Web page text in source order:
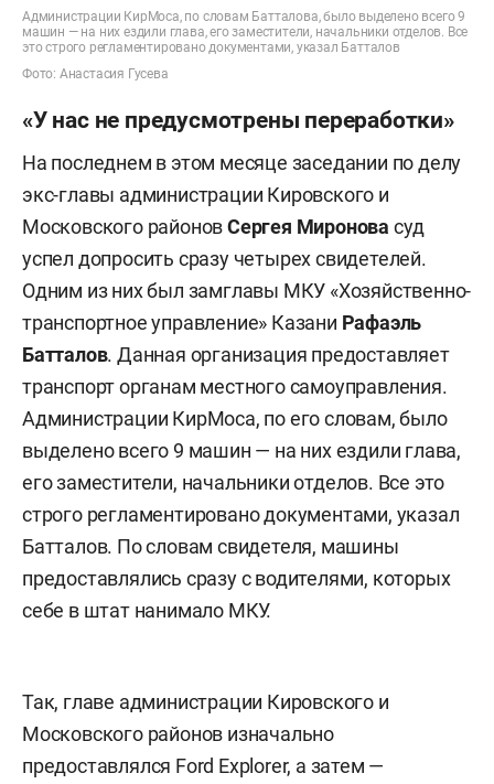
Администрации КирМоса, по словам Батталова, было выделено всего 9
машин — на них ездили глава, его заместители, начальники отделов. Все
это строго регламентировано документами, указал Батталов
Фото: Анастасия Гусева
«У нас не предусмотрены переработки»
На последнем в этом месяце заседании по делу
экс-главы администрации Кировского и
Московского районовСергея Миронова суд
успел допросить сразу четырех свидетелей.
Одним из них был замглавы МКУ «Хозяйственно-
транспортное управление» Казани Рафаэль
Батталов. Данная организация предоставляет
транспорт органам местного самоуправления.
Администрации КирМоса, по его словам, было
выделено всего 9 машин — на них ездили глава,
его заместители, начальники отделов. Все это
строго регламентировано документами, указал
Батталов. По словам свидетеля, машины
предоставлялись сразу с водителями, которых
себе в штат нанимало МКУ.
Так, главе администрации Кировского и
Московского районов изначально
предоставлялся Ford Explorer, а затем —